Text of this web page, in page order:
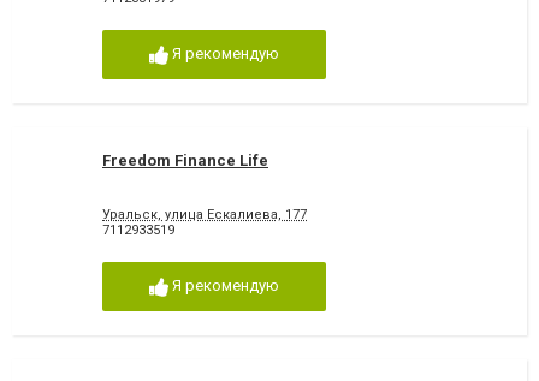
Я рекомендую
Freedom Finance Life
Уральск, улица Ескалиева, 177
7112933519
Я рекомендую